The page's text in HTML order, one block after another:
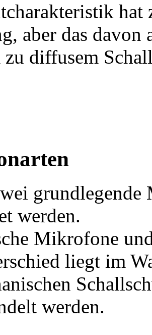
hat
aber das davon
diffusem
werden.
Mikrofone
liegt im
werden.